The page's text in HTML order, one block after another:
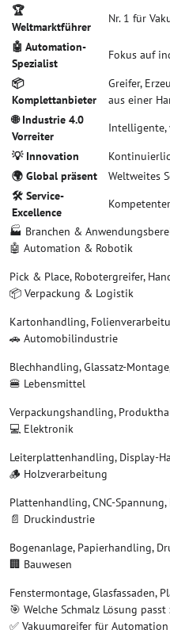
🏆
Weltmarktführer
Nr. 1 für
🤖 Automation-
Spezialist
Fokus auf
📦
Komplettanbieter
Greifer,
aus einer
🌐 Industrie 4.0
Vorreiter
Intelligente,
💡 Innovation
🌍 Global präsent
Weltweites
🛠️ Service-
Excellence
🏭 Branchen &
🤖 Automation & Robotik
Pick & Place, Robotergreifer,
📦 Verpackung & Logistik
Kartonhandling,
🚗 Automobilindustrie
Blechhandling, Glassatz-
🍔 Lebensmittel
Verpackungshandling,
💻 Elektronik
Leiterplattenhandling, Display-
🪵 Holzverarbeitung
Plattenhandling, CNC-
📄 Druckindustrie
Bogenanlage, Papierhandling,
🏢 Bauwesen
Fenstermontage, Glasfassaden,
🎯 Welche Schmalz Lösung
✅ Vakuumgreifer für